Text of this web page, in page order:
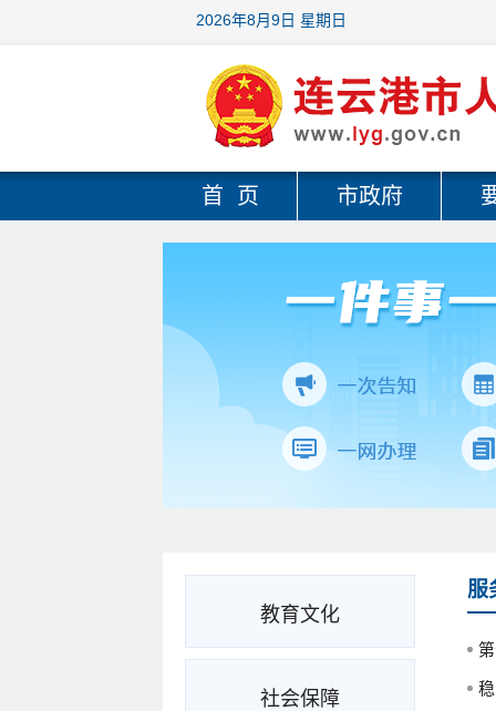
2026年8月9日 星期日
首 页 市政府
教育文化
社会保障
服